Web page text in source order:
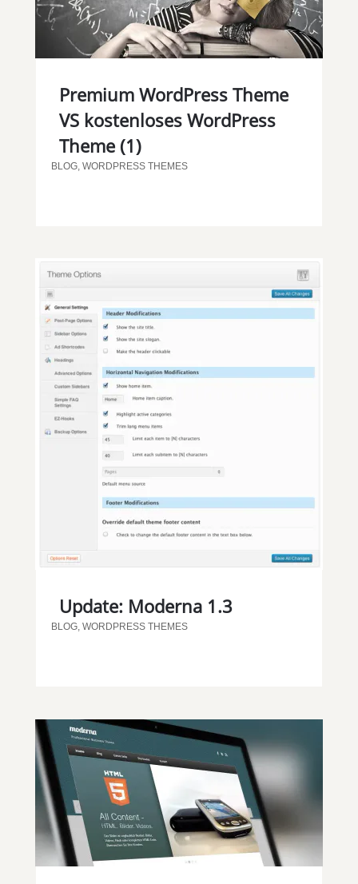
Premium WordPress Theme
VS kostenloses WordPress
Theme (1)
BLOG, WORDPRESS THEMES
Update: Moderna 1.3
BLOG, WORDPRESS THEMES